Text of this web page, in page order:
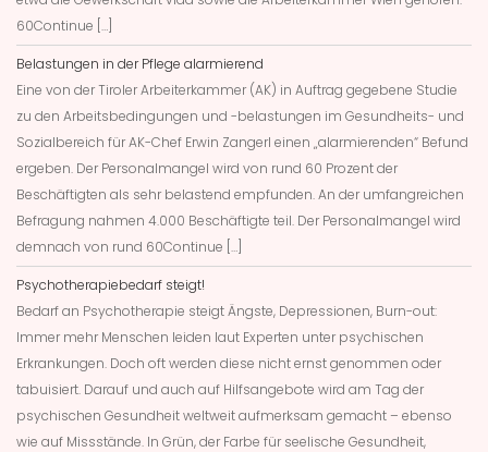
60Continue […]
Belastungen in der Pflege alarmierend
Eine von der Tiroler Arbeiterkammer (AK) in Auftrag gegebene Studie
zu den Arbeitsbedingungen und -belastungen im Gesundheits- und
Sozialbereich für AK-Chef Erwin Zangerl einen „alarmierenden“ Befund
ergeben. Der Personalmangel wird von rund 60 Prozent der
Beschäftigten als sehr belastend empfunden. An der umfangreichen
Befragung nahmen 4.000 Beschäftigte teil. Der Personalmangel wird
demnach von rund 60Continue […]
Psychotherapiebedarf steigt!
Bedarf an Psychotherapie steigt Ängste, Depressionen, Burn-out:
Immer mehr Menschen leiden laut Experten unter psychischen
Erkrankungen. Doch oft werden diese nicht ernst genommen oder
tabuisiert. Darauf und auch auf Hilfsangebote wird am Tag der
psychischen Gesundheit weltweit aufmerksam gemacht – ebenso
wie auf Missstände. In Grün, der Farbe für seelische Gesundheit,